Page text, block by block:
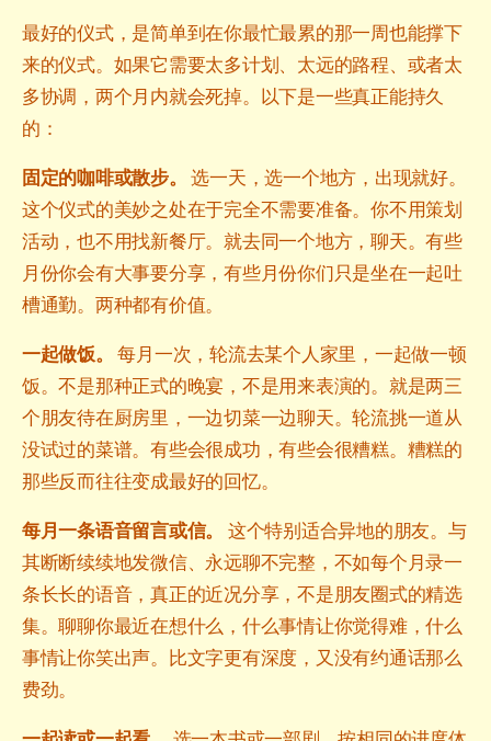
最好的仪式，是简单到在你最忙最累的那一周也能撑下
来的仪式。如果它需要太多计划、太远的路程、或者太
多协调，两个月内就会死掉。以下是一些真正能持久
的：
固定的咖啡或散步。
选一天，选一个地方，出现就好。
这个仪式的美妙之处在于完全不需要准备。你不用策划
活动，也不用找新餐厅。就去同一个地方，聊天。有些
月份你会有大事要分享，有些月份你们只是坐在一起吐
槽通勤。两种都有价值。
一起做饭。
每月一次，轮流去某个人家里，一起做一顿
饭。不是那种正式的晚宴，不是用来表演的。就是两三
个朋友待在厨房里，一边切菜一边聊天。轮流挑一道从
没试过的菜谱。有些会很成功，有些会很糟糕。糟糕的
那些反而往往变成最好的回忆。
每月一条语音留言或信。
这个特别适合异地的朋友。与
其断断续续地发微信、永远聊不完整，不如每个月录一
条长长的语音，真正的近况分享，不是朋友圈式的精选
集。聊聊你最近在想什么，什么事情让你觉得难，什么
事情让你笑出声。比文字更有深度，又没有约通话那么
费劲。